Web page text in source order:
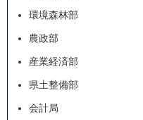
環境森林部
農政部
産業経済部
県土整備部
会計局